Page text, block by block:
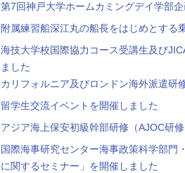
第7回神戸大学ホームカミングデイ学部
附属練習船深江丸の船長をはじめとする
海技大学校国際協力コース受講生及び
ました
カリフォルニア及びロンドン海外派遣研
留学生交流イベントを開催しました
アジア海上保安初級幹部研修（AJOC研
国際海事研究センター海事政策科学部門
に関するセミナー」を開催しました